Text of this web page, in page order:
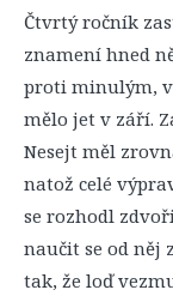
Čtvrtý ročník
znamení hned
proti minulým,
mělo jet v září.
Nesejt měl
natož celé
se rozhodl
naučit se od něj
tak, že loď